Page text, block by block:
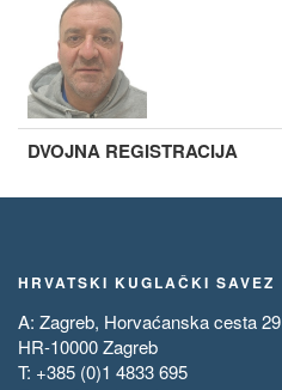
DVOJNA REGISTRACIJA
HRVATSKI KUGLAČKI SAVEZ
A: Zagreb, Horvaćanska cesta 29
HR-10000 Zagreb
T: +385 (0)1 4833 695